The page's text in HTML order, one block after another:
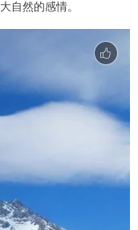
自然的感情。